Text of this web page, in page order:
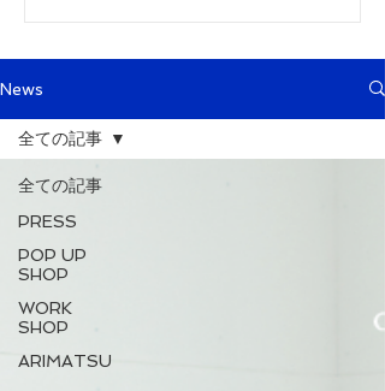
News
全ての記事
PRESS
POP UP
SHOP
WORK
SHOP
ARIMATSU
全ての記事